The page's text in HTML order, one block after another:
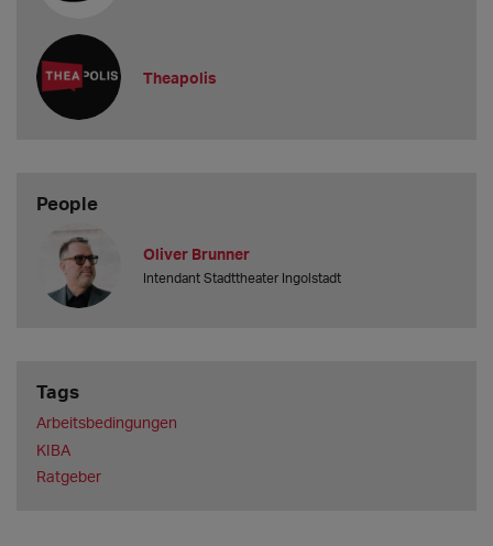
derzeit an?
3.000 Euro.
Welche Gast-Gage bieten Sie mindestens an?
350 - 400 Euro pro Vorste
Theapolis
People
Oliver Brunner
Intendant Stadttheater Ingolstadt
Tags
Arbeitsbedingungen
KIBA
Ratgeber